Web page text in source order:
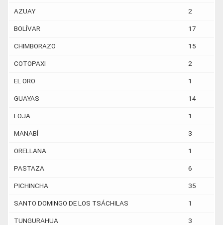
AZUAY 2
BOLÍVAR 17
CHIMBORAZO 15
COTOPAXI 2
EL ORO 1
GUAYAS 14
LOJA 1
MANABÍ 3
ORELLANA 1
PASTAZA 6
PICHINCHA 35
SANTO DOMINGO DE LOS TSÁCHILAS 1
TUNGURAHUA 3